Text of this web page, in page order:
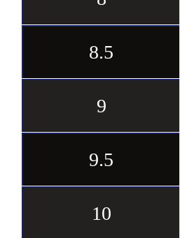
8.5
9
9.5
10